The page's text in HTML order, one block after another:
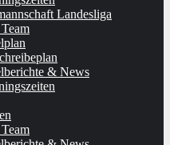
Landesliga
& News